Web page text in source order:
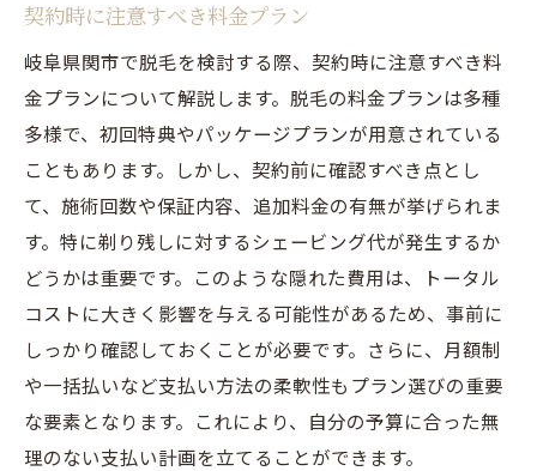
契約時に注意すべき料金プラン
岐阜県関市で脱毛を検討する際、契約時に注意すべき料
金プランについて解説します。脱毛の料金プランは多種
多様で、初回特典やパッケージプランが用意されている
こともあります。しかし、契約前に確認すべき点とし
て、施術回数や保証内容、追加料金の有無が挙げられま
す。特に剃り残しに対するシェービング代が発生するか
どうかは重要です。このような隠れた費用は、トータル
コストに大きく影響を与える可能性があるため、事前に
しっかり確認しておくことが必要です。さらに、月額制
や一括払いなど支払い方法の柔軟性もプラン選びの重要
な要素となります。これにより、自分の予算に合った無
理のない支払い計画を立てることができます。